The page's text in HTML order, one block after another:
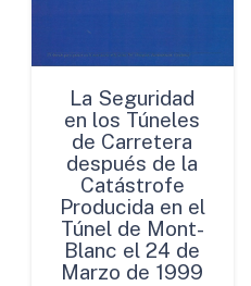
La Seguridad
en los Túneles
de Carretera
después de la
Catástrofe
Producida en el
Túnel de Mont-
Blanc el 24 de
Marzo de 1999